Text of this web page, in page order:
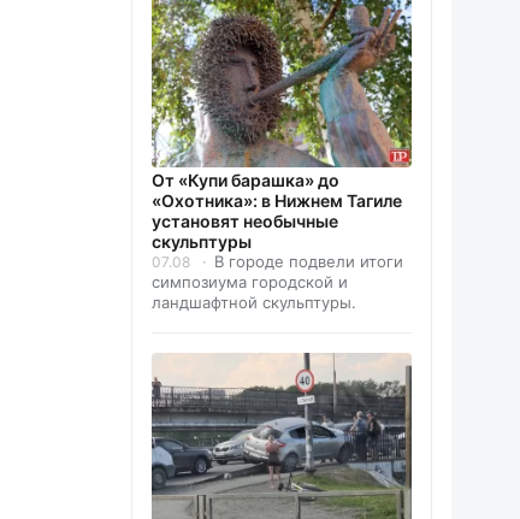
От «Купи барашка» до
«Охотника»: в Нижнем Тагиле
установят необычные
скульптуры
07.08
В городе подвели итоги
симпозиума городской и
ландшафтной скульптуры.